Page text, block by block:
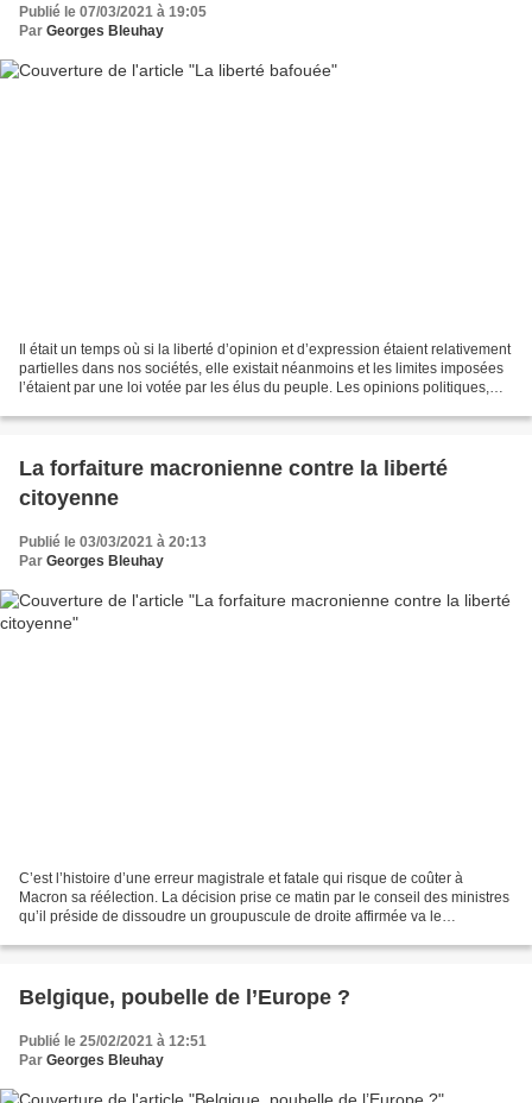
Publié le 07/03/2021 à 19:05
Par Georges Bleuhay
Il était un temps où si la liberté d’opinion et d’expression étaient relativement
partielles dans nos sociétés, elle existait néanmoins et les limites imposées
l’étaient par une loi votée par les élus du peuple. Les opinions politiques,
La forfaiture macronienne contre la liberté
citoyenne
Publié le 03/03/2021 à 20:13
Par Georges Bleuhay
C’est l’histoire d’une erreur magistrale et fatale qui risque de coûter à
Macron sa réélection. La décision prise ce matin par le conseil des ministres
qu’il préside de dissoudre un groupuscule de droite affirmée va le
Belgique, poubelle de l’Europe ?
Publié le 25/02/2021 à 12:51
Par Georges Bleuhay